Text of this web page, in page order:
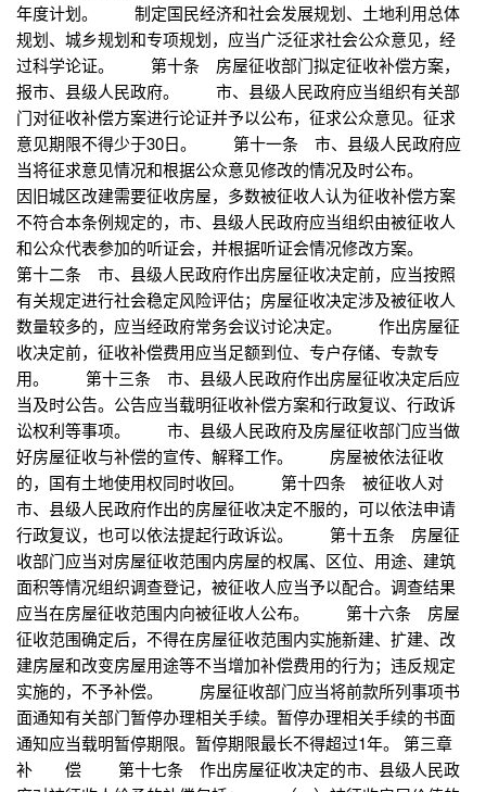
年度计划。 制定国民经济和社会发展规划、土地利用总体
规划、城乡规划和专项规划，应当广泛征求社会公众意见，经
过科学论证。 第十条 房屋征收部门拟定征收补偿方案，
报市、县级人民政府。 市、县级人民政府应当组织有关部
门对征收补偿方案进行论证并予以公布，征求公众意见。征求
意见期限不得少于30日。 第十一条 市、县级人民政府应
当将征求意见情况和根据公众意见修改的情况及时公布。
因旧城区改建需要征收房屋，多数被征收人认为征收补偿方案
不符合本条例规定的，市、县级人民政府应当组织由被征收人
和公众代表参加的听证会，并根据听证会情况修改方案。
第十二条 市、县级人民政府作出房屋征收决定前，应当按照
有关规定进行社会稳定风险评估；房屋征收决定涉及被征收人
数量较多的，应当经政府常务会议讨论决定。 作出房屋征
收决定前，征收补偿费用应当足额到位、专户存储、专款专
用。 第十三条 市、县级人民政府作出房屋征收决定后应
当及时公告。公告应当载明征收补偿方案和行政复议、行政诉
讼权利等事项。 市、县级人民政府及房屋征收部门应当做
好房屋征收与补偿的宣传、解释工作。 房屋被依法征收
的，国有土地使用权同时收回。 第十四条 被征收人对
市、县级人民政府作出的房屋征收决定不服的，可以依法申请
行政复议，也可以依法提起行政诉讼。 第十五条 房屋征
收部门应当对房屋征收范围内房屋的权属、区位、用途、建筑
面积等情况组织调查登记，被征收人应当予以配合。调查结果
应当在房屋征收范围内向被征收人公布。 第十六条 房屋
征收范围确定后，不得在房屋征收范围内实施新建、扩建、改
建房屋和改变房屋用途等不当增加补偿费用的行为；违反规定
实施的，不予补偿。 房屋征收部门应当将前款所列事项书
面通知有关部门暂停办理相关手续。暂停办理相关手续的书面
通知应当载明暂停期限。暂停期限最长不得超过1年。 第三章
补 偿 第十七条 作出房屋征收决定的市、县级人民政